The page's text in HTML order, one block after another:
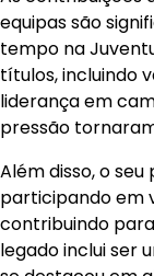
equipas são
tempo na
títulos, incluindo
liderança em
pressão
Além disso, o
participando em
contribuindo
legado inclui ser